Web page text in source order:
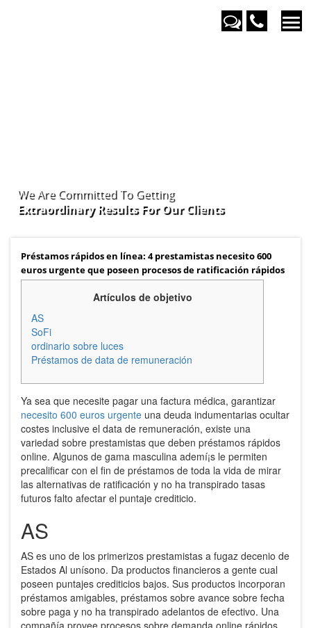
We Are Committed To Getting
Extraordinary Results For Our Clients
Préstamos rápidos en línea: 4 prestamistas necesito 600
euros urgente que poseen procesos de ratificación rápidos
Artículos de objetivo
AS
SoFi
ordinario sobre luces
Préstamos de data de remuneración
Ya sea que necesite pagar una factura médica, garantizar
necesito 600 euros urgente una deuda indumentarias ocultar
costes inclusive el data de remuneración, existe una
variedad sobre prestamistas que deben préstamos rápidos
online. Algunos de gama masculina ademí¡s le permiten
precalificar con el fin de préstamos de toda la vida de mirar
las alternativas de ratificación y no ha transpirado tasas
futuros falto afectar el puntaje crediticio.
AS
AS es uno de los primerizos prestamistas a fugaz decenio de
Estados Al uní­sono. Da productos financieros a gente cual
poseen puntajes crediticios bajos. Sus productos incorporan
préstamos amigables, préstamos sobre avance sobre fecha
sobre paga y no ha transpirado adelantos de efectivo. Una
compañía provee procesos sobre demanda online rápidos